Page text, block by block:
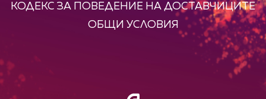
КОДЕКС ЗА ПОВЕДЕНИЕ НА ДОСТАВЧИЦИТЕ
ОБЩИ УСЛОВИЯ